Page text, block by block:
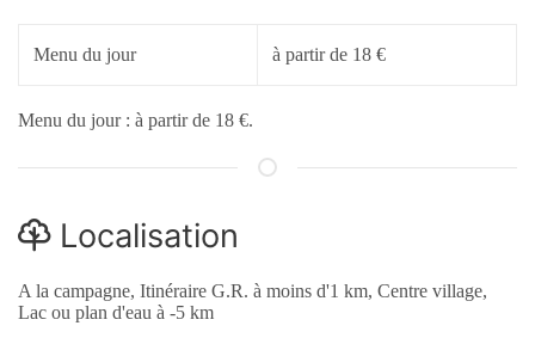
Menu du jour à partir de 18 €
Menu du jour : à partir de 18 €.
Localisation
A la campagne, Itinéraire G.R. à moins d'1 km, Centre village,
Lac ou plan d'eau à -5 km